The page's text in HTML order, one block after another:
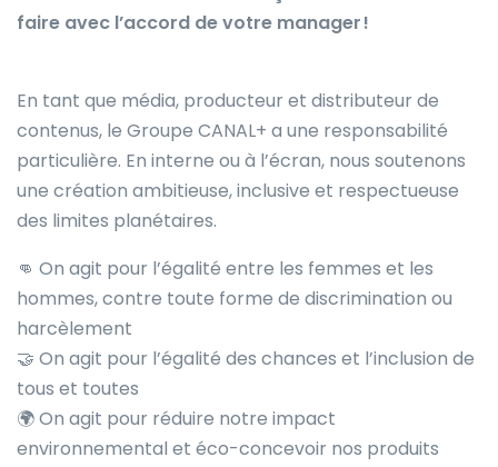
faire avec l’accord de votre manager !
En tant que média, producteur et distributeur de
contenus, le Groupe CANAL+ a une responsabilité
particulière. En interne ou à l’écran, nous soutenons
une création ambitieuse, inclusive et respectueuse
des limites planétaires.
👊 On agit pour l’égalité entre les femmes et les
hommes, contre toute forme de discrimination ou
harcèlement
🤝 On agit pour l’égalité des chances et l’inclusion de
tous et toutes
🌍On agit pour réduire notre impact
environnemental et éco-concevoir nos produits